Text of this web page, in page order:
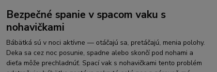
Bezpečné spanie v spacom vaku s
nohavičkami
Bábätká sú v noci aktívne — otáčajú sa, pretáčajú, menia polohy.
Deka sa cez noc posunie, spadne alebo skončí pod nohami a
dieťa môže prechladnúť. Spací vak s nohavičkami tento problém